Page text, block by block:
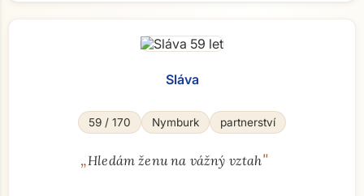
Sláva
59 / 170 Nymburk partnerství
„Hledám ženu na vážný vztah"